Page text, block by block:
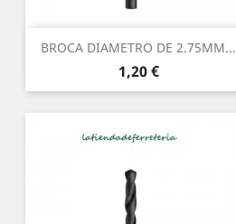
BROCA DIAMETRO DE 2.75MM...
Precio
1,20 €